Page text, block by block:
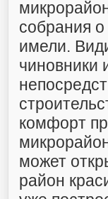
собрания
имели.
чиновники
комфорт
может
район